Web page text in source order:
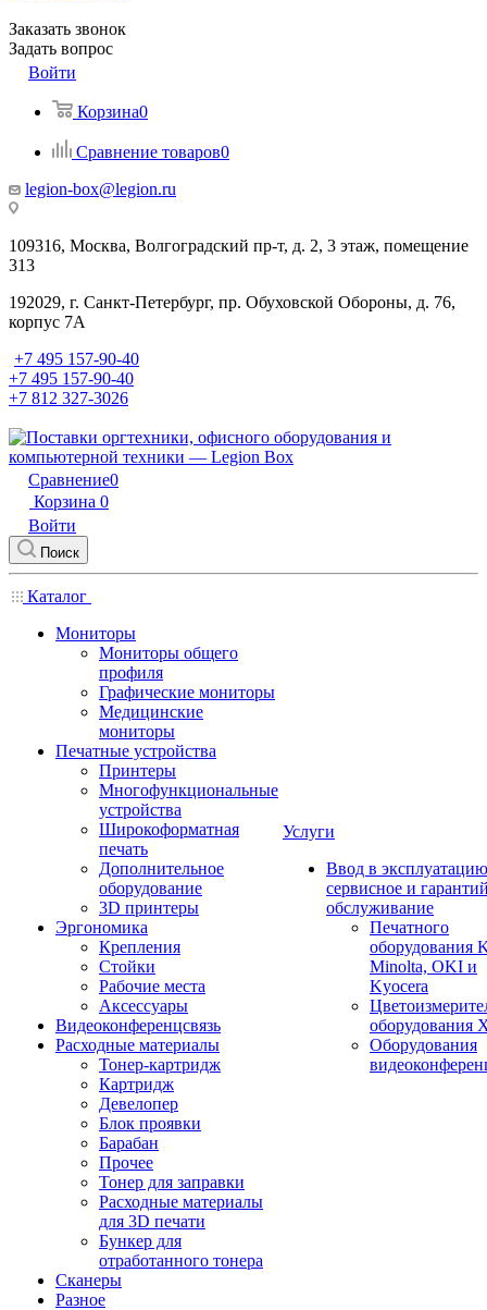
Заказать звонок
Задать вопрос
Войти
Корзина0
Сравнение товаров0
legion-box@legion.ru
109316, Москва, Волгоградский пр-т, д. 2, 3 этаж, помещение
313
192029, г. Санкт-Петербург, пр. Обуховской Обороны, д. 76,
корпус 7А
+7 495 157-90-40
+7 495 157-90-40
+7 812 327-3026
Сравнение0
Корзина 0
Войти
Поиск
Каталог
Мониторы
Мониторы общего
профиля
Графические мониторы
Медицинские
мониторы
Печатные устройства
Принтеры
Многофункциональные
устройства
Широкоформатная
печать
Дополнительное
оборудование
3D принтеры
Эргономика
Крепления
Стойки
Рабочие места
Аксессуары
Видеоконференцсвязь
Расходные материалы
Тонер-картридж
Картридж
Девелопер
Блок проявки
Барабан
Прочее
Тонер для заправки
Расходные материалы
для 3D печати
Бункер для
отработанного тонера
Сканеры
Разное
Услуги
Ввод в
сервисное и
обслуживание
Печатного
оборудования
Minolta, OKI и
Kyocera
оборудования
Оборудования